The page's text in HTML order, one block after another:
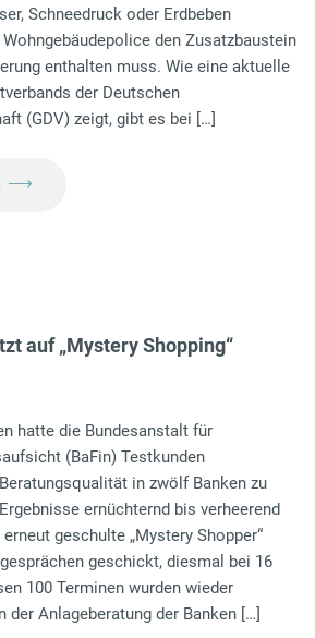
Schneedruck oder Erdbeben
den Zusatzbaustein
enthalten muss. Wie eine aktuelle
der Deutschen
(GDV) zeigt, gibt es bei […]
⟶
auf „Mystery Shopping“
hatte die Bundesanstalt für
(BaFin) Testkunden
in zwölf Banken zu
ernüchternd bis verheerend
geschulte „Mystery Shopper“
geschickt, diesmal bei 16
100 Terminen wurden wieder
der Anlageberatung der Banken […]